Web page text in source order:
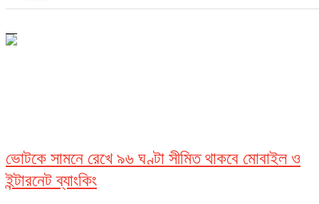
ভোটকে সামনে রেখে ৯৬ ঘণ্টা সীমিত থাকবে মোবাইল ও
ইন্টারনেট ব্যাংকিং